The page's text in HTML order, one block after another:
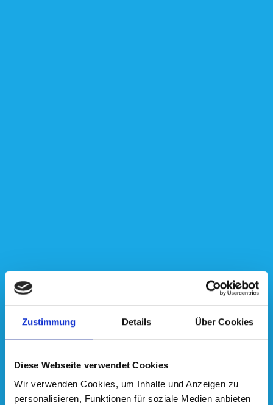
Zustimmung Details Über Cookies
Diese Webseite verwendet Cookies
Wir verwenden Cookies, um Inhalte und Anzeigen zu
personalisieren, Funktionen für soziale Medien anbieten